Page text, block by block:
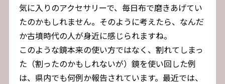
気に入りのアクセサリーで、毎日布で磨きあげてい
たのかもしれません。そのように考えたら、なんだ
か古墳時代の人が身近に感じられますね。
このような鏡本来の使い方ではなく、割れてしまっ
た（割ったのかもしれないが）鏡を使い回した例
は、県内でも何例か報告されています。最近では、